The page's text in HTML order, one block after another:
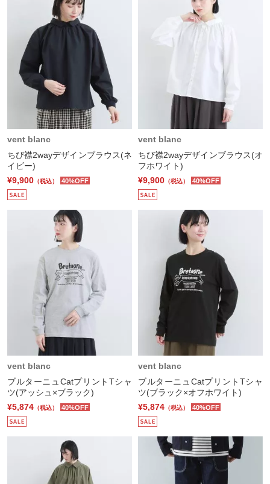
vent blanc
ちび襟2wayデザインブラウス(ネ
イビー)
¥9,900 （税込） 40%OFF
vent blanc
ちび襟2wayデザインブラウス(オ
フホワイト)
¥9,900 （税込） 40%OFF
vent blanc
ブルターニュCatプリントTシャ
ツ(アッシュ×ブラック)
¥5,874 （税込） 40%OFF
vent blanc
ブルターニュCatプリントTシャ
ツ(ブラック×オフホワイト)
¥5,874 （税込） 40%OFF